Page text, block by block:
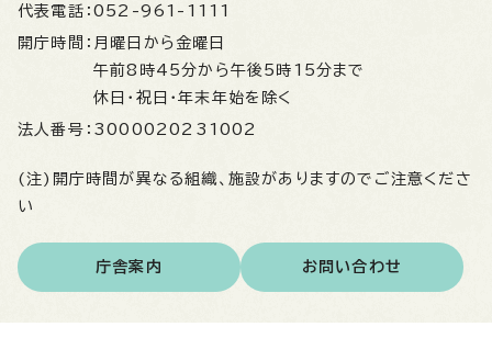
代表電話： 052-961-1111
開庁時間： 月曜日から金曜日
午前8時45分から午後5時15分まで
休日・祝日・年末年始を除く
法人番号： 3000020231002
(注)開庁時間が異なる組織、施設がありますのでご注意くださ
い
庁舎案内 お問い合わせ